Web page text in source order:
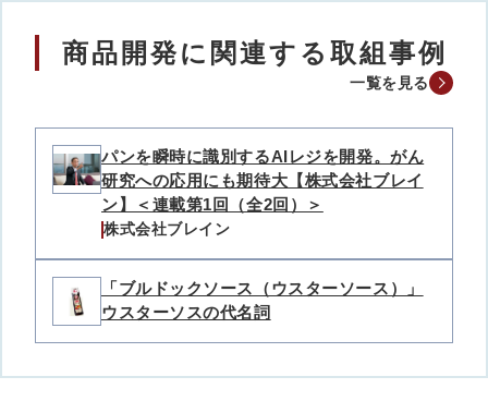
商品開発に関連する取組事例
一覧を見る
パンを瞬時に識別するAIレジを開発。がん
研究への応用にも期待大【株式会社ブレイ
ン】＜連載第1回（全2回）＞
株式会社ブレイン
「ブルドックソース（ウスターソース）」
ウスターソスの代名詞